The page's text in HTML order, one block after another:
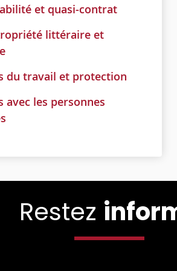
et quasi-contrat
littéraire et
du travail et protection
avec les personnes
Restez